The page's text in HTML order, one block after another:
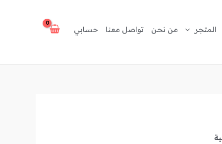
المتجر من نحن تواصل معنا حسابي